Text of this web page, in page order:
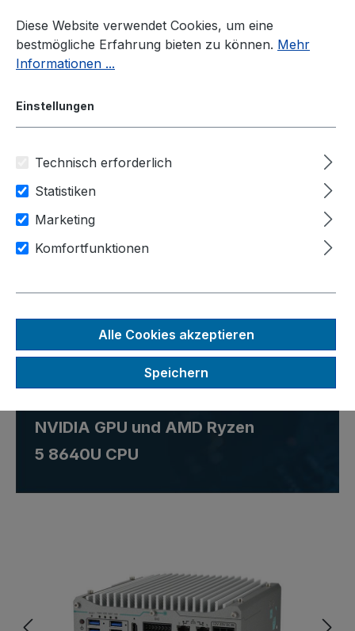
Zum Hauptinhalt springen
Industrie-PC Hersteller Neousys Technology
Anwendungsbereiche
Künstliche Intelligenz
Transport & Logistik
POC-960GC
Extra kompakter Industrie PC
NVIDIA GPU und AMD Ryzen
5 8640U CPU
Diese Website verwendet Cookies, um eine
bestmögliche Erfahrung bieten zu können. Mehr
Informationen ...
Einstellungen
Technisch erforderlich
Statistiken
Marketing
Komfortfunktionen
Alle Cookies akzeptieren
Speichern